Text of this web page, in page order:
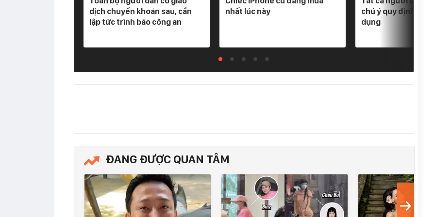
dịch chuyển khoản sau, cần
lập tức trình báo công an
nhất lúc này
chú ý quy định mới
dụng
ĐANG ĐƯỢC QUAN TÂM